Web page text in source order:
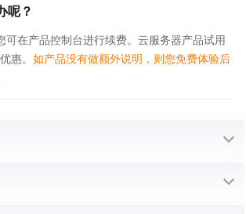
呢？
可在产品控制台进行续费。云服务器产品试用
优惠。 如产品没有做额外说明，则您免费体验后